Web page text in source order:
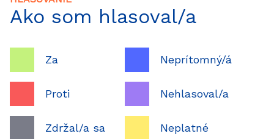
Ako som hlasoval/a
Za
Proti
Zdržal/a sa
Neprítomný/á
Nehlasoval/a
Neplatné